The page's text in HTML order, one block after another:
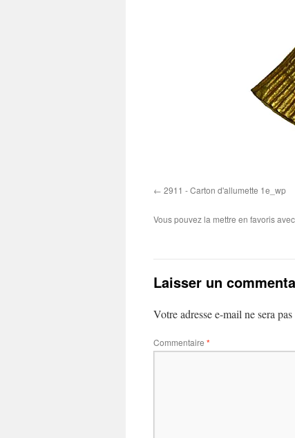
2911 - Carton d'allumette 1e_wp
Vous pouvez la mettre en favoris avec
Laisser un
Votre adresse e-mail ne sera
Commentaire *